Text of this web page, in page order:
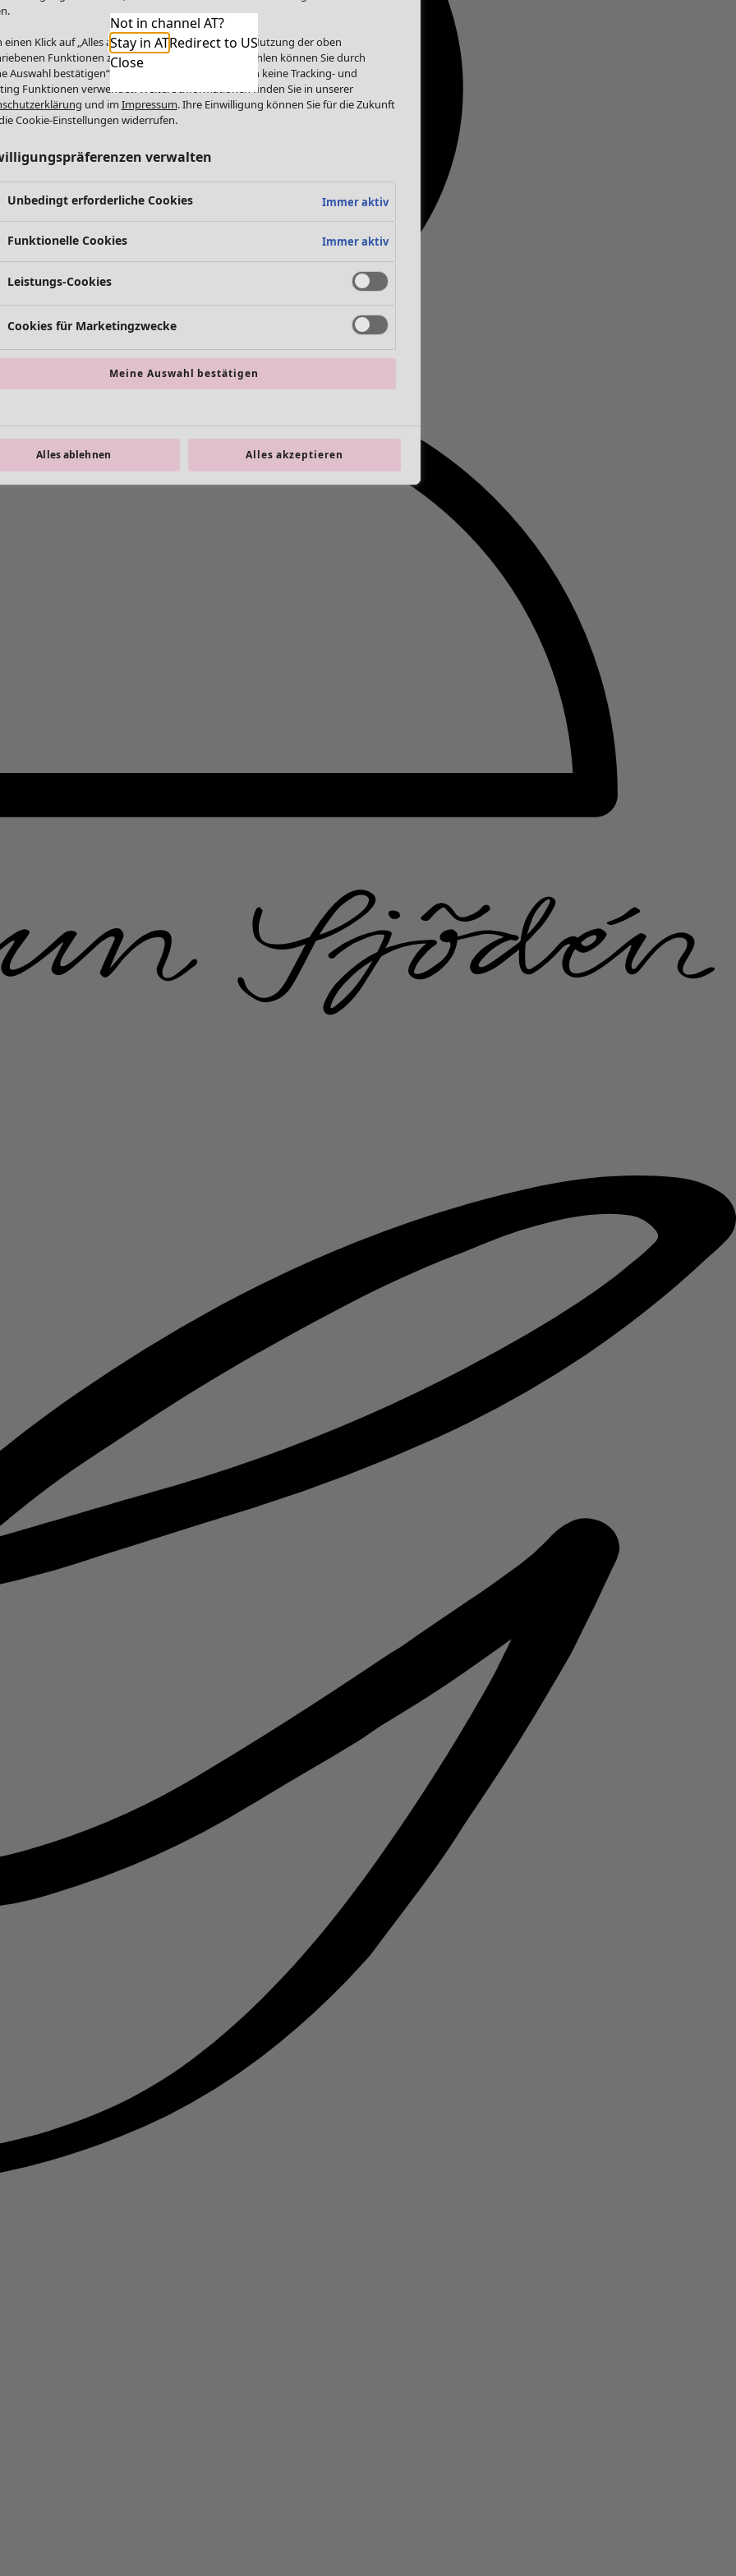
Not in channel AT?
Stay in ATRedirect to US
Close
einen Klick auf „Alles akzeptieren“ stimmen Sie der Nutzung der oben
Funktionen zu. Einzelne Funktionen auswählen können Sie durch
Auswahl bestätigen“. Über „Alles ablehnen“ werden keine Tracking- und
Funktionen verwendet. Weitere Informationen finden Sie in unserer
und im Impressum. Ihre Einwilligung können Sie für die Zukunft
Cookie-Einstellungen widerrufen.
verwalten
Unbedingt erforderliche Cookies Immer aktiv
Funktionelle Cookies Immer aktiv
Leistungs-Cookies
Cookies für Marketingzwecke
Meine Auswahl bestätigen
Alles ablehnen Alles akzeptieren